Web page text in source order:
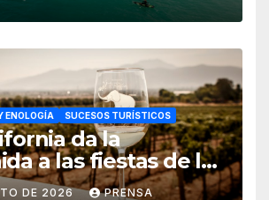
ENOLOGÍA SUCESOS TURÍSTICOS
da la
a las fiestas de la
2026
DE 2026 PRENSA